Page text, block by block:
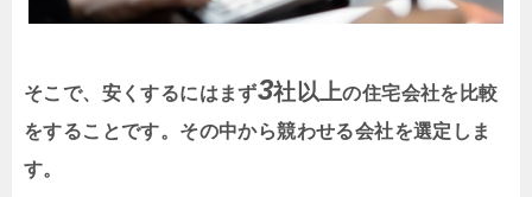
そこで、安くするにはまず3社以上の住宅会社を比較
をすることです。その中から競わせる会社を選定しま
す。